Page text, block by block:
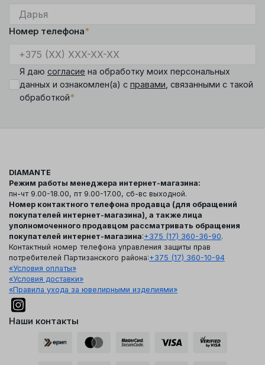
Номер телефона*
Я даю согласие на обработку моих персональных
данных и ознакомлен(а) с правами , связанными с такой
обработкой*
DIAMANTE
Режим работы менеджера интернет-магазина:
пн-чт 9.00-18.00, пт 9.00-17.00, сб-вс выходной.
Номер контактного телефона продавца (для обращений
покупателей интернет-магазина), а также лица
уполномоченного продавцом рассматривать обращения
покупателей интернет-магазина:+375 (17) 360-36-90.
Контактный номер телефона управления защиты прав
потребителей Партизанского района:+375 (17) 360-10-94
«Условия оплаты»
«Условия доставки»
«Правила ухода за ювелирными изделиями»
Наши контакты